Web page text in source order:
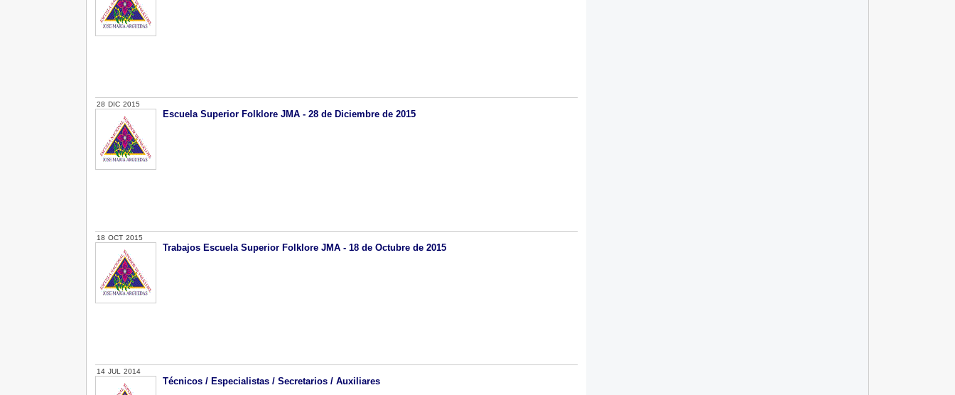
28 DIC 2015
Escuela Superior Folklore JMA - 28 de Diciembre de 2015
18 OCT 2015
Trabajos Escuela Superior Folklore JMA - 18 de Octubre de 2015
14 JUL 2014
Técnicos / Especialistas / Secretarios / Auxiliares